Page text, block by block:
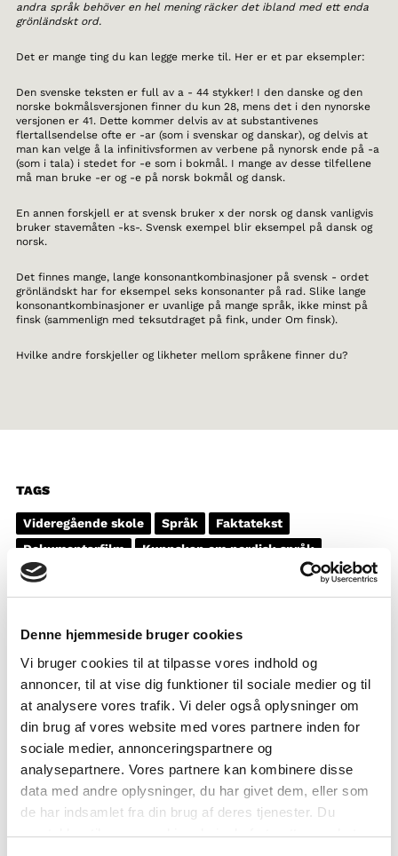
Denne hjemmeside bruger cookies
Vi bruger cookies til at tilpasse vores indhold og
annoncer, til at vise dig funktioner til sociale medier og til
at analysere vores trafik. Vi deler også oplysninger om
din brug af vores website med vores partnere inden for
sociale medier, annonceringspartnere og
analysepartnere. Vores partnere kan kombinere disse
data med andre oplysninger, du har givet dem, eller som
de har indsamlet fra din brug af deres tjenester. Du
samtykker til vores cookies, hvis du fortsætter med at
TAGS
Videregående skole Språk
Faktatekst
Dokumentarfilm
Kunnskap om nordisk språk
1-3 leksjoner
andra språk behöver en hel mening räcker det ibland med ett enda
grönländskt ord.
Det er mange ting du kan legge merke til. Her er et par eksempler:
Den svenske teksten er full av a - 44 stykker! I den danske og den
norske bokmålsversjonen finner du kun 28, mens det i den nynorske
versjonen er 41. Dette kommer delvis av at substantivenes
flertallsendelse ofte er -ar (som i svenskar og danskar), og delvis at
man kan velge å la infinitivsformen av verbene på nynorsk ende på -a
(som i tala) i stedet for -e som i bokmål. I mange av desse tilfellene
må man bruke -er og -e på norsk bokmål og dansk.
En annen forskjell er at svensk bruker x der norsk og dansk vanligvis
bruker stavemåten -ks-. Svensk exempel blir eksempel på dansk og
norsk.
Det finnes mange, lange konsonantkombinasjoner på svensk - ordet
grönländskt har for eksempel seks konsonanter på rad. Slike lange
konsonantkombinasjoner er uvanlige på mange språk, ikke minst på
finsk (sammenlign med teksutdraget på fink, under Om finsk).
Hvilke andre forskjeller og likheter mellom språkene finner du?